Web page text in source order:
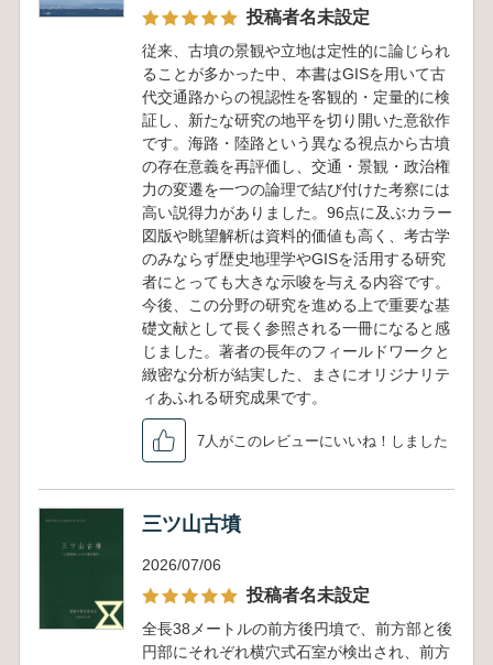
投稿者名未設定
従来、古墳の景観や立地は定性的に論じられ
ることが多かった中、本書はGISを用いて古
代交通路からの視認性を客観的・定量的に検
証し、新たな研究の地平を切り開いた意欲作
です。海路・陸路という異なる視点から古墳
の存在意義を再評価し、交通・景観・政治権
力の変遷を一つの論理で結び付けた考察には
高い説得力がありました。96点に及ぶカラー
図版や眺望解析は資料的価値も高く、考古学
のみならず歴史地理学やGISを活用する研究
者にとっても大きな示唆を与える内容です。
今後、この分野の研究を進める上で重要な基
礎文献として長く参照される一冊になると感
じました。著者の長年のフィールドワークと
緻密な分析が結実した、まさにオリジナリテ
ィあふれる研究成果です。
7人がこのレビューにいいね！しました
三ツ山古墳
2026/07/06
投稿者名未設定
全長38メートルの前方後円墳で、前方部と後
円部にそれぞれ横穴式石室が検出され、前方